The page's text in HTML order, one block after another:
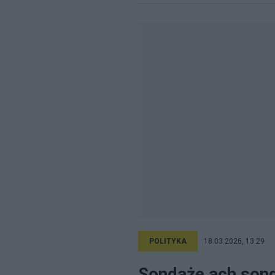
POLITYKA 18.03.2026, 13:29